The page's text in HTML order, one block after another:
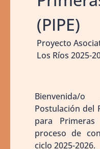
(PIPE)
Proyecto
Los Ríos 2025-
Postulación del
para
proceso de
ciclo 2025-2026.